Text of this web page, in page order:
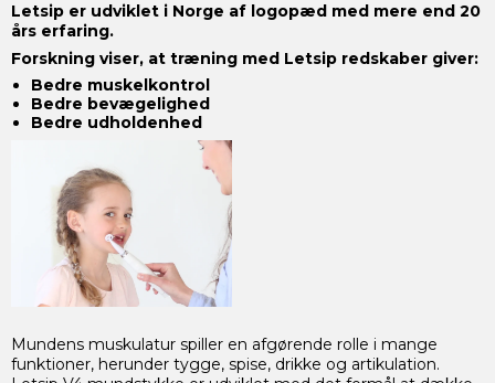
Letsip er udviklet i Norge af logopæd med mere end 20
års erfaring.
Forskning viser, at træning med Letsip redskaber giver:
Bedre muskelkontrol
Bedre bevægelighed
Bedre udholdenhed
Mundens muskulatur spiller en afgørende rolle i mange
funktioner, herunder tygge, spise, drikke og artikulation.